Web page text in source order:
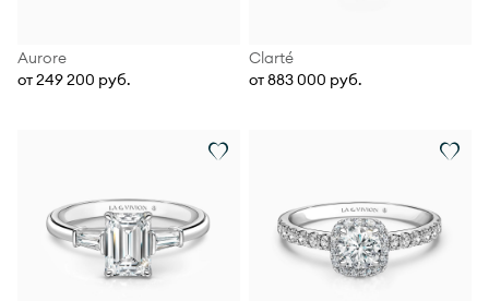
Aurore
от 249 200 руб.
Clarté
от 883 000 руб.